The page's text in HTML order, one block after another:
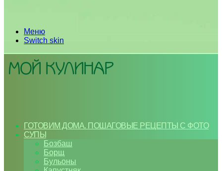
Меню
Switch skin
ГОТОВИМ ДОМА. ПОШАГОВЫЕ РЕЦЕПТЫ С ФОТО
СУПЫ
Бозбаш
Борщ
Бульоны